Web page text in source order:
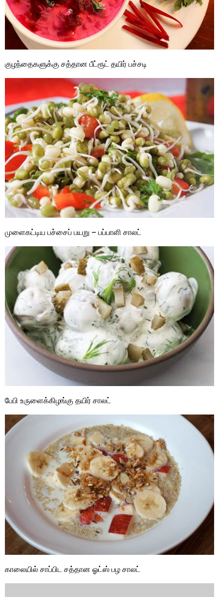
குழந்தைகளுக்கு சத்தான பீட்ரூட் தயிர் பச்சடி
முளைகட்டிய பச்சைப் பயறு – பப்பாளி சாலட்
பேபி உருளைக்கிழங்கு தயிர் சாலட்
காலையில் சாப்பிட சத்தான ஓட்ஸ் பழ சாலட்